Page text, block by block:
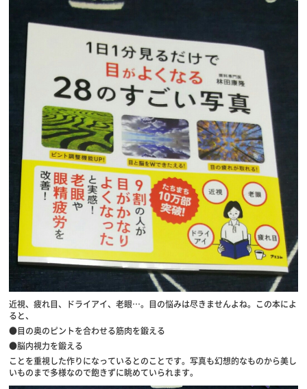
近視、疲れ目、ドライアイ、老眼…。目の悩みは尽きませんよね。この本によ
ると、
●目の奥のピントを合わせる筋肉を鍛える
●脳内視力を鍛える
ことを重視した作りになっているとのことです。写真も幻想的なものから美し
いものまで多様なので飽きずに眺めていられます。